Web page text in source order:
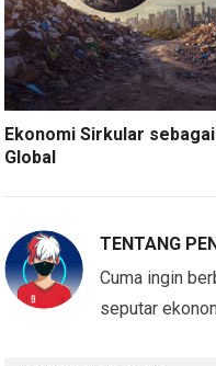
Ekonomi Sirkular
Global
TENTANG
Cuma ingin
seputar